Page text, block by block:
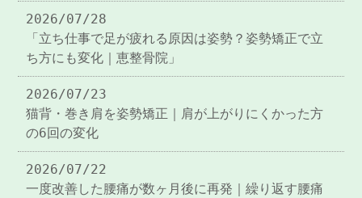
2026/07/28
「立ち仕事で足が疲れる原因は姿勢？姿勢矯正で立
ち方にも変化｜恵整骨院」
2026/07/23
猫背・巻き肩を姿勢矯正｜肩が上がりにくかった方
の6回の変化
2026/07/22
一度改善した腰痛が数ヶ月後に再発｜繰り返す腰痛